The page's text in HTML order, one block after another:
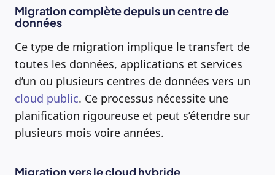
Migration complète depuis un centre de
données
Ce type de migration implique le transfert de
toutes les données, applications et services
d’un ou plusieurs centres de données vers un
cloud public. Ce processus nécessite une
planification rigoureuse et peut s’étendre sur
plusieurs mois voire années.
Migration vers le cloud hybride